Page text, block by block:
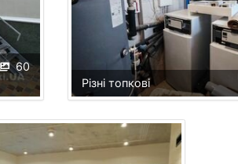
60
Різні топкові